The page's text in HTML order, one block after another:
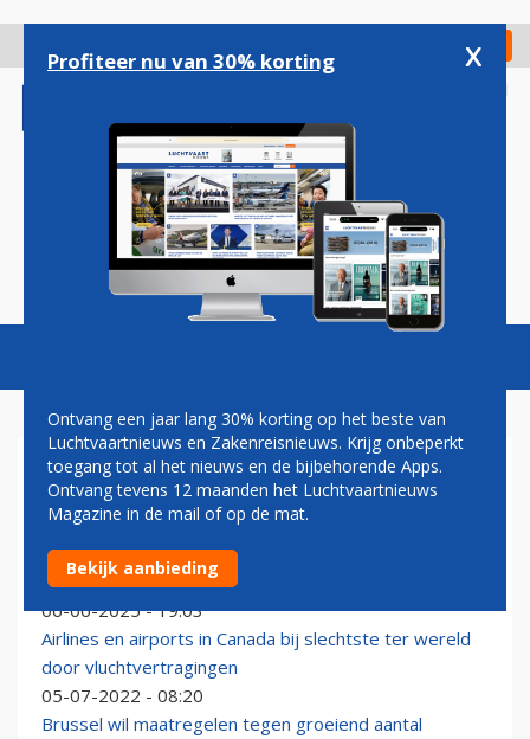
gaan
Check in
Magazine Podcasts Vacatures
VLUCHTVERTRAGING
EU-lidstaten willen pas bij langere vluchtvertraging
financiële compensatie
06-06-2025 - 19:03
Airlines en airports in Canada bij slechtste ter wereld
door vluchtvertragingen
05-07-2022 - 08:20
Brussel wil maatregelen tegen groeiend aantal
Profiteer nu van 30% korting x
Ontvang een jaar lang 30% korting op het beste van
Luchtvaartnieuws en Zakenreisnieuws. Krijg onbeperkt
toegang tot al het nieuws en de bijbehorende Apps.
Ontvang tevens 12 maanden het Luchtvaartnieuws
Magazine in de mail of op de mat.
Bekijk aanbieding